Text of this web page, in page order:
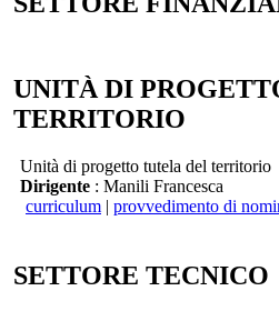
UNITÀ DI
TERRITORIO
Unità di progetto tutela del territorio
Dirigente : Manili Francesca
curriculum | provvedimento di
SETTORE TECNICO